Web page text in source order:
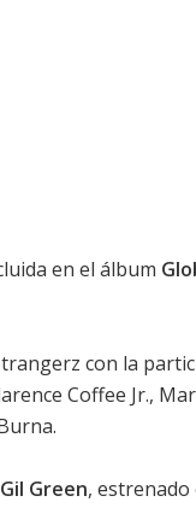
en el álbum
con la
Coffee Jr.,
Gil Green, estrenado